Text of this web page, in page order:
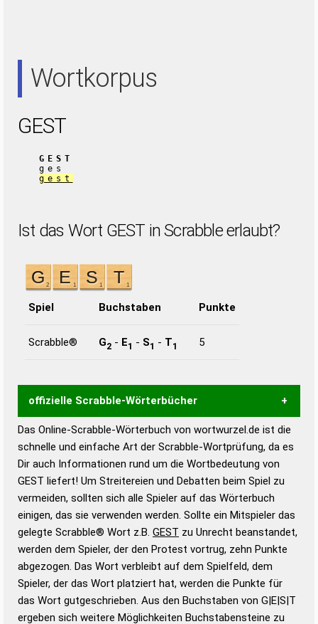
Wortkorpus
GEST
GEST
ges
gest
Ist das Wort GEST in Scrabble erlaubt?
Spiel Buchstaben Punkte
Scrabble® G2 - E1 - S1 - T1 5
offizielle Scrabble-Wörterbücher
Wortwurzel liefert mit Hilfe eines semantischen
Wortanalyse-Algorithmus gute Anhaltspunkte zu
Wortbedeutung, Worttrennung und Wortform, um die
Gültigkeit eines Wortes für das Scrabble-Spiel zu
bestimmen!
zugelassene Turnier Scrabble-
Wörterbücher sind:
Duden – Standardwerk in 12 Bänden
Duden – Richtiges und gutes
Deutsch
Duden – Die deutsche Grammatik
Das Online-Scrabble-Wörterbuch von wortwurzel.de ist die
schnelle und einfache Art der Scrabble-Wortprüfung, da es
Dir auch Informationen rund um die Wortbedeutung von
GEST liefert! Um Streitereien und Debatten beim Spiel zu
vermeiden, sollten sich alle Spieler auf das Wörterbuch
einigen, das sie verwenden werden. Sollte ein Mitspieler das
gelegte Scrabble® Wort z.B. GEST zu Unrecht beanstandet,
werden dem Spieler, der den Protest vortrug, zehn Punkte
abgezogen. Das Wort verbleibt auf dem Spielfeld, dem
Spieler, der das Wort platziert hat, werden die Punkte für
das Wort gutgeschrieben. Aus den Buchstaben von G|E|S|T
ergeben sich weitere Möglichkeiten Buchstabensteine zu